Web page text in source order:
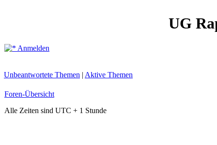
UG
Anmelden
Unbeantwortete Themen | Aktive Themen
Foren-Übersicht
Alle Zeiten sind UTC + 1 Stunde